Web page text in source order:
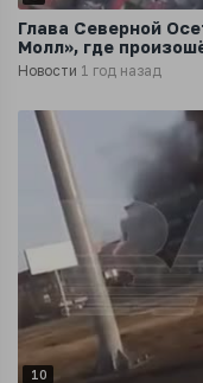
Глава Северной
Молл», где
Новости 1 год назад
10